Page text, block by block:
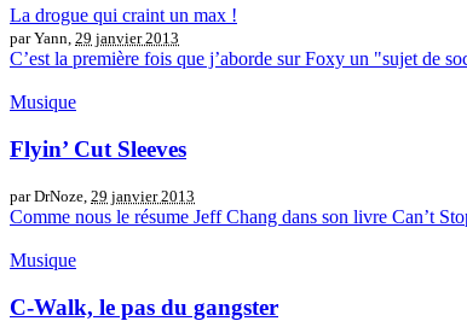
La drogue qui craint un max !
par Yann, 29 janvier 2013
C’est la première fois que j’aborde sur Foxy un "sujet de
Musique
Flyin’ Cut Sleeves
par DrNoze, 29 janvier 2013
Comme nous le résume Jeff Chang dans son livre Can’t
Musique
C-Walk, le pas du gangster